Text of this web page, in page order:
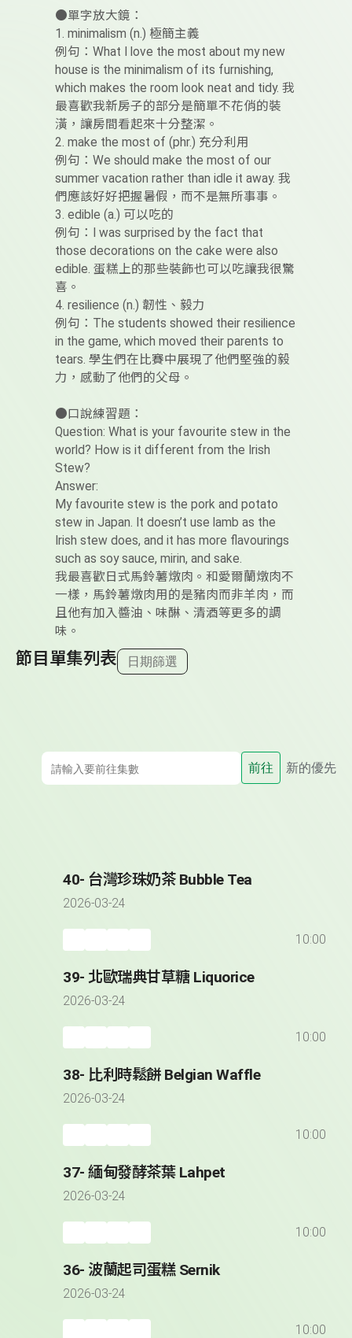
●單字放大鏡：
1. minimalism (n.) 極簡主義
例句：What I love the most about my new
house is the minimalism of its furnishing,
which makes the room look neat and tidy. 我
最喜歡我新房子的部分是簡單不花俏的裝
潢，讓房間看起來十分整潔。
2. make the most of (phr.) 充分利用
例句：We should make the most of our
summer vacation rather than idle it away. 我
們應該好好把握暑假，而不是無所事事。
3. edible (a.) 可以吃的
例句：I was surprised by the fact that
those decorations on the cake were also
edible. 蛋糕上的那些裝飾也可以吃讓我很驚
喜。
4. resilience (n.) 韌性、毅力
例句：The students showed their resilience
in the game, which moved their parents to
tears. 學生們在比賽中展現了他們堅強的毅
力，感動了他們的父母。
●口說練習題：
Question: What is your favourite stew in the
world? How is it different from the Irish
Stew?
Answer:
My favourite stew is the pork and potato
stew in Japan. It doesn’t use lamb as the
Irish stew does, and it has more flavourings
such as soy sauce, mirin, and sake.
我最喜歡日式馬鈴薯燉肉。和愛爾蘭燉肉不
一樣，馬鈴薯燉肉用的是豬肉而非羊肉，而
且他有加入醬油、味醂、清酒等更多的調
味。
節目單集列表 日期篩選
前往 新的優先
40- 台灣珍珠奶茶 Bubble Tea
2026-03-24
10:00
39- 北歐瑞典甘草糖 Liquorice
2026-03-24
10:00
38- 比利時鬆餅 Belgian Waffle
2026-03-24
10:00
37- 緬甸發酵茶葉 Lahpet
2026-03-24
10:00
36- 波蘭起司蛋糕 Sernik
2026-03-24
10:00